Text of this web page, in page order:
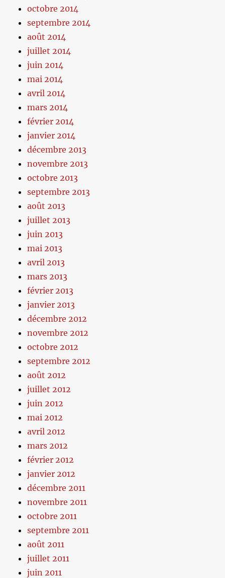
octobre 2014
septembre 2014
août 2014
juillet 2014
juin 2014
mai 2014
avril 2014
mars 2014
février 2014
janvier 2014
décembre 2013
novembre 2013
octobre 2013
septembre 2013
août 2013
juillet 2013
juin 2013
mai 2013
avril 2013
mars 2013
février 2013
janvier 2013
décembre 2012
novembre 2012
octobre 2012
septembre 2012
août 2012
juillet 2012
juin 2012
mai 2012
avril 2012
mars 2012
février 2012
janvier 2012
décembre 2011
novembre 2011
octobre 2011
septembre 2011
août 2011
juillet 2011
juin 2011